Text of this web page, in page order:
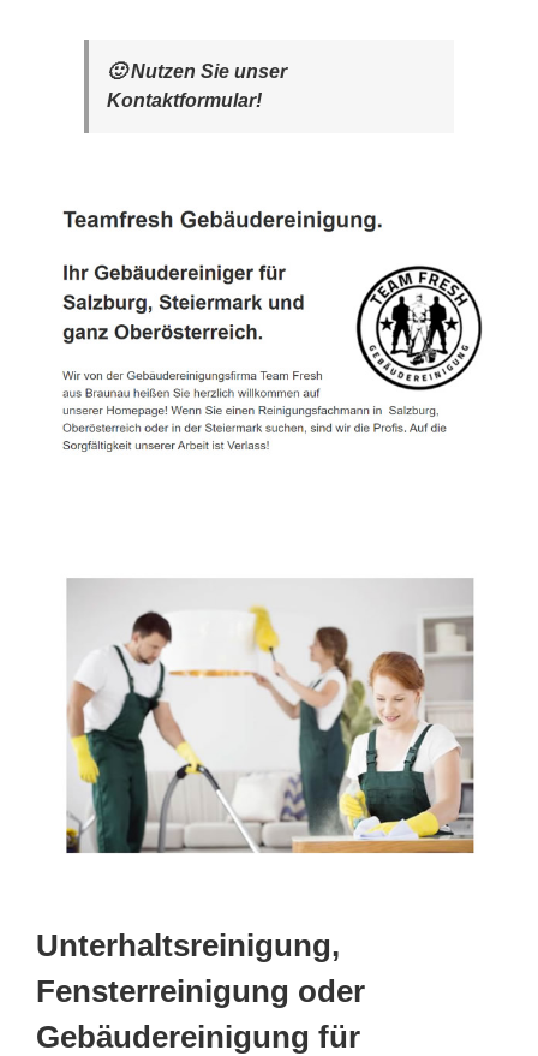
🙂 Nutzen Sie unser
Kontaktformular!
Unterhaltsreinigung,
Fensterreinigung oder
Gebäudereinigung für